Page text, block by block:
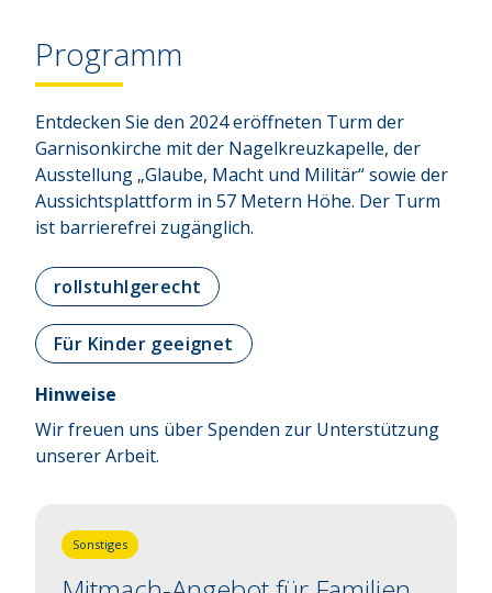
Programm
Entdecken Sie den 2024 eröffneten Turm der
Garnisonkirche mit der Nagelkreuzkapelle, der
Ausstellung „Glaube, Macht und Militär“ sowie der
Aussichtsplattform in 57 Metern Höhe. Der Turm
ist barrierefrei zugänglich.
rollstuhlgerecht
Für Kinder geeignet
Hinweise
Wir freuen uns über Spenden zur Unterstützung
unserer Arbeit.
Sonstiges